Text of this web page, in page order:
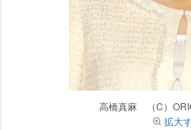
高橋真麻 （C）
拡大